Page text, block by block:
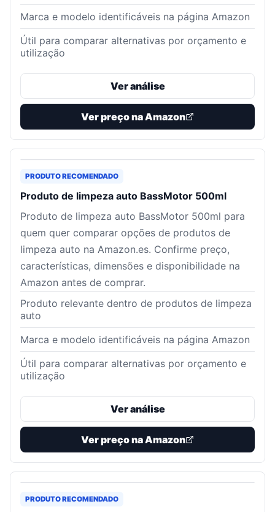
Marca e modelo identificáveis na página Amazon
Útil para comparar alternativas por orçamento e
utilização
Ver análise
Ver preço na Amazon
PRODUTO RECOMENDADO
Produto de limpeza auto BassMotor 500ml
Produto de limpeza auto BassMotor 500ml para
quem quer comparar opções de produtos de
limpeza auto na Amazon.es. Confirme preço,
características, dimensões e disponibilidade na
Amazon antes de comprar.
Produto relevante dentro de produtos de limpeza
auto
Marca e modelo identificáveis na página Amazon
Útil para comparar alternativas por orçamento e
utilização
Ver análise
Ver preço na Amazon
PRODUTO RECOMENDADO